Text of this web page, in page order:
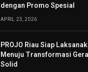
dengan Promo Spesial
APRIL 23, 2026
PROJO Riau Siap
Menuju Transformasi
Solid